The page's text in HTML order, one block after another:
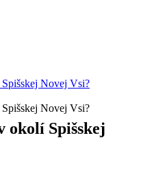
Novej Vsi?
Novej Vsi?